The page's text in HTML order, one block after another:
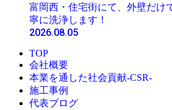
富岡西・住宅街にて、外壁だけ
寧に洗浄します！
2026.08.05
TOP
会社概要
本業を通した社会貢献-CSR-
施工事例
代表ブログ